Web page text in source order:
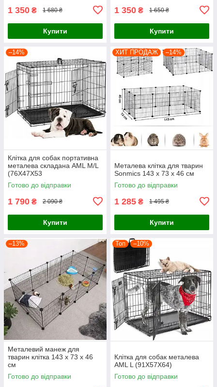
1 350 ₴ 1 680 ₴
Купити
1 350 ₴ 1 650 ₴
Купити
–14%
Клітка для собак портативна
металева складана AML M/L
(76X47X53
Готово до відправки
1 790 ₴ 2 090 ₴
Купити
ХИТ ПРОДАЖ –14%
Металева клітка для тварин
Sonmics 143 x 73 x 46 см
Готово до відправки
1 285 ₴ 1 495 ₴
Купити
–13%
Металевий манеж для
тварин клітка 143 x 73 x 46
см
Готово до відправки
Топ –10%
Клітка для собак металева
AML L (91Х57Х64)
Готово до відправки